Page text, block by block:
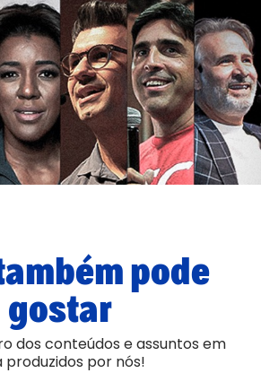
pode
gostar
dos conteúdos e assuntos em
produzidos por nós!